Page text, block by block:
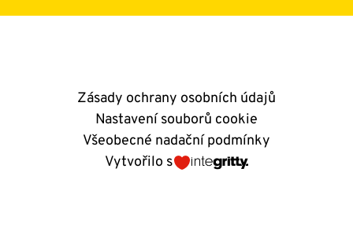
Kontakty
Zásady ochrany osobních údajů
Nastavení souborů cookie
Všeobecné nadační podmínky
Vytvořilo s